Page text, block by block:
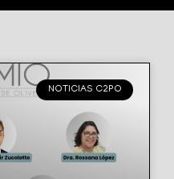
NOTICIAS C2PO